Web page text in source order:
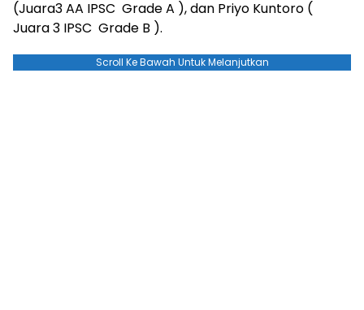
(Juara3 AA IPSC Grade A ), dan Priyo Kuntoro (
Juara 3 IPSC Grade B ).
Scroll Ke Bawah Untuk Melanjutkan